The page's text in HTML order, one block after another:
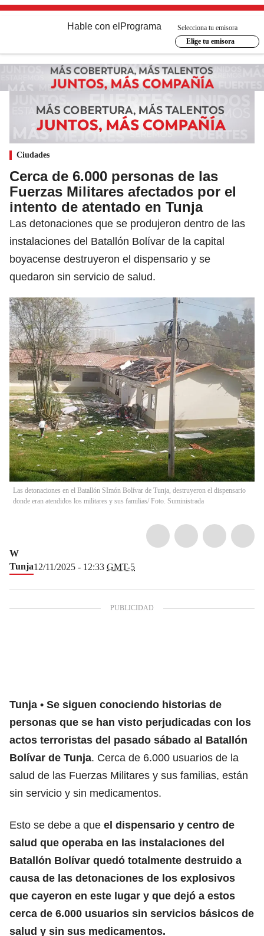
Hable con el Programa
Selecciona tu emisora
Elige tu emisora
Ciudades
Cerca de 6.000 personas de las
Fuerzas Militares afectados por el
intento de atentado en Tunja
Las detonaciones que se produjeron dentro de las
instalaciones del Batallón Bolívar de la capital
boyacense destruyeron el dispensario y se
quedaron sin servicio de salud.
Las detonaciones en el Batallón SImón Bolívar de Tunja, destruyeron el dispensario
donde eran atendidos los militares y sus familias/ Foto. Suministrada
W
Tunja12/11/2025 - 12:33 GMT-5
Tunja
Se siguen conociendo historias de
personas que se han visto perjudicadas con los
actos terroristas del pasado sábado al Batallón
Bolívar de Tunja. Cerca de 6.000 usuarios de la
salud de las Fuerzas Militares y sus familias, están
sin servicio y sin medicamentos.
Esto se debe a que el dispensario y centro de
salud que operaba en las instalaciones del
Batallón Bolívar quedó totalmente destruido a
causa de las detonaciones de los explosivos
que cayeron en este lugar y que dejó a estos
cerca de 6.000 usuarios sin servicios básicos de
salud y sin sus medicamentos.